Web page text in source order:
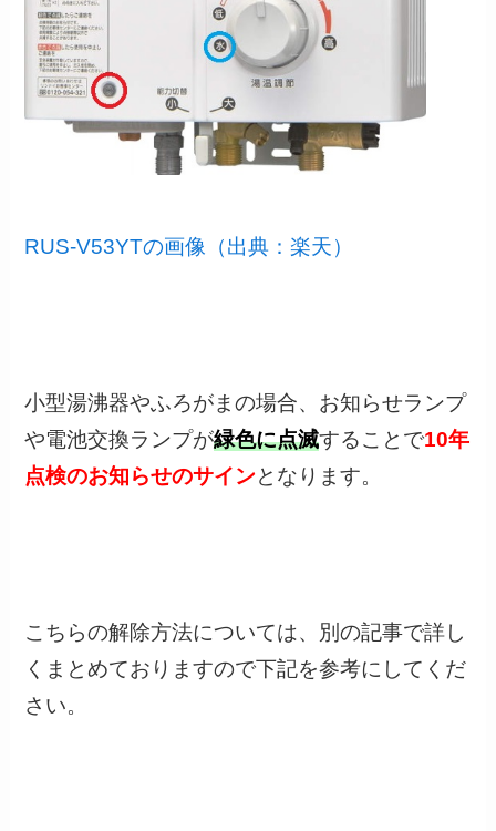
RUS-V53YTの画像（出典：楽天）
小型湯沸器やふろがまの場合、お知らせランプ
や電池交換ランプが緑色に点滅することで10年
点検のお知らせのサインとなります。
こちらの解除方法については、別の記事で詳し
くまとめておりますので下記を参考にしてくだ
さい。